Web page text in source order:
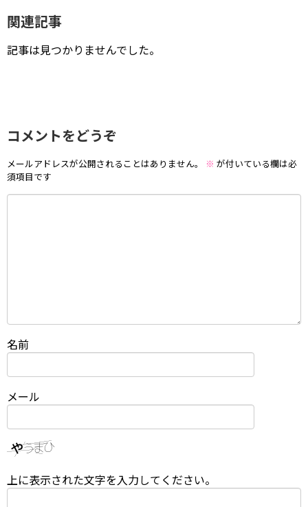
関連記事
記事は見つかりませんでした。
コメントをどうぞ
メールアドレスが公開されることはありません。 ※ が付いている欄は必
須項目です
名前
メール
上に表示された文字を入力してください。